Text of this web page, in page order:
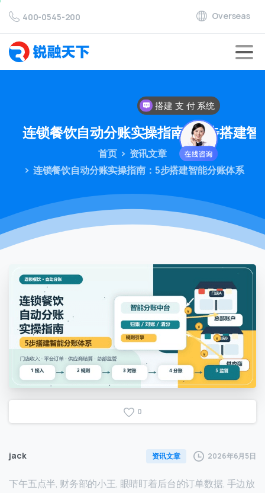
400-0545-200 Overseas
连锁餐饮自动分账实操指南：5步搭建智
首页
资讯文章
连锁餐饮自动分账实操指南：5步搭建智能分账体系
0
jack 资讯文章 2026年6月5日
下午五点半, 财务部的小王, 眼睛盯着后台的订单数据, 手边放
对接 支 付 通道